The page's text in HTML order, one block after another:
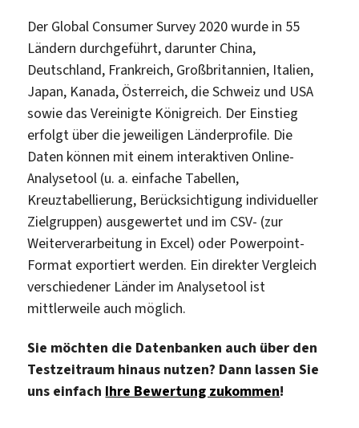
Der Global Consumer Survey 2020 wurde in 55
Ländern durchgeführt, darunter China,
Deutschland, Frankreich, Großbritannien, Italien,
Japan, Kanada, Österreich, die Schweiz und USA
sowie das Vereinigte Königreich. Der Einstieg
erfolgt über die jeweiligen Länderprofile. Die
Daten können mit einem interaktiven Online-
Analysetool (u. a. einfache Tabellen,
Kreuztabellierung, Berücksichtigung individueller
Zielgruppen) ausgewertet und im CSV- (zur
Weiterverarbeitung in Excel) oder Powerpoint-
Format exportiert werden. Ein direkter Vergleich
verschiedener Länder im Analysetool ist
mittlerweile auch möglich.
Sie möchten die Datenbanken auch über den
Testzeitraum hinaus nutzen? Dann lassen Sie
uns einfach Ihre Bewertung zukommen!